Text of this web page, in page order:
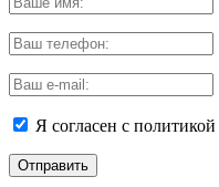
Я согласен с политикой